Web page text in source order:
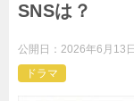
SNSは？
公開日： 2026年6月13日
ドラマ